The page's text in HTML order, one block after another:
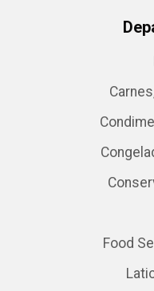
Food